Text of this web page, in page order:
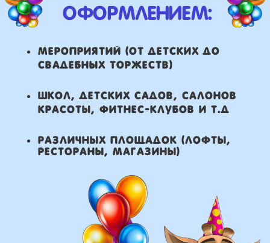
составление различных
оформление фотозон
фигуры любой сложности
что мы умеем делать из
воздушных шаров: